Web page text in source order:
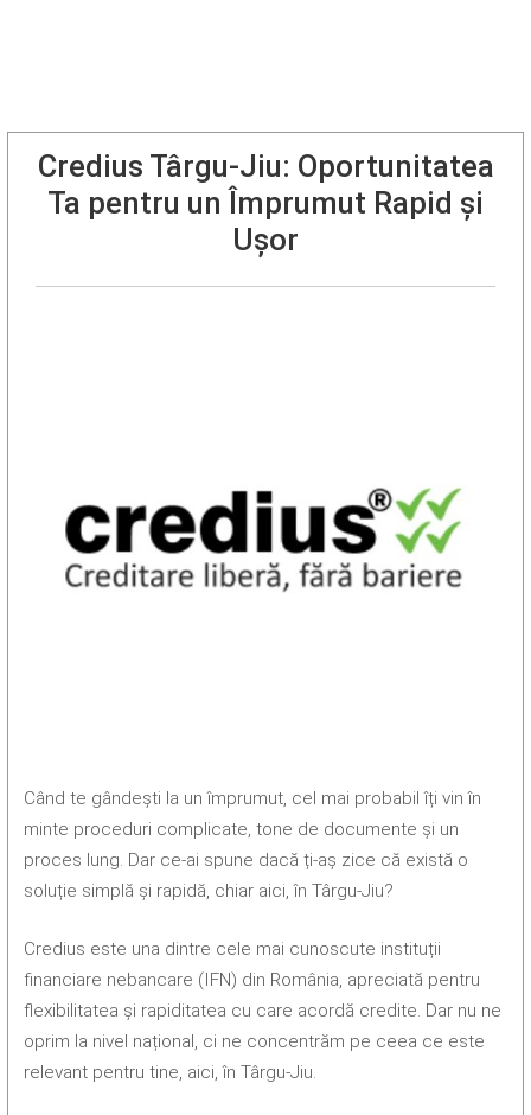
Credius Târgu-Jiu: Oportunitatea
Ta pentru un Împrumut Rapid și
Ușor
Când te gândești la un împrumut, cel mai probabil îți vin în
minte proceduri complicate, tone de documente și un
proces lung. Dar ce-ai spune dacă ți-aș zice că există o
soluție simplă și rapidă, chiar aici, în Târgu-Jiu?
Credius este una dintre cele mai cunoscute instituții
financiare nebancare (IFN) din România, apreciată pentru
flexibilitatea și rapiditatea cu care acordă credite. Dar nu ne
oprim la nivel național, ci ne concentrăm pe ceea ce este
relevant pentru tine, aici, în Târgu-Jiu.